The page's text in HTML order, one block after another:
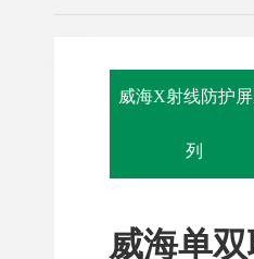
威海X射线防护
列
威海单